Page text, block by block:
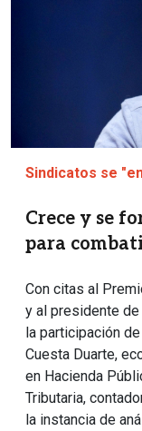
Sindicatos se
Crece y se
para
Con citas al
y al presidente de
la participación
Cuesta Duarte,
en Hacienda
Tributaria,
la instancia de